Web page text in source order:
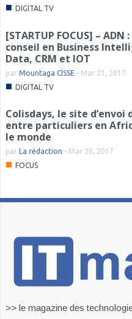
■ DIGITAL TV
[STARTUP FOCUS] – ADN
conseil en Business
Data, CRM et IOT
par Mountaga CISSE - Mar 21, 2017
■ DIGITAL TV
Colisdays, le site d’envoi
entre particuliers en
le monde
par La rédaction - Mar 20, 2017
■ FOCUS
>> le magazine des